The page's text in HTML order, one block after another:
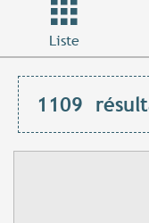
Liste
1109